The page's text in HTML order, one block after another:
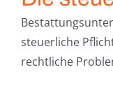
steuerliche
rechtliche